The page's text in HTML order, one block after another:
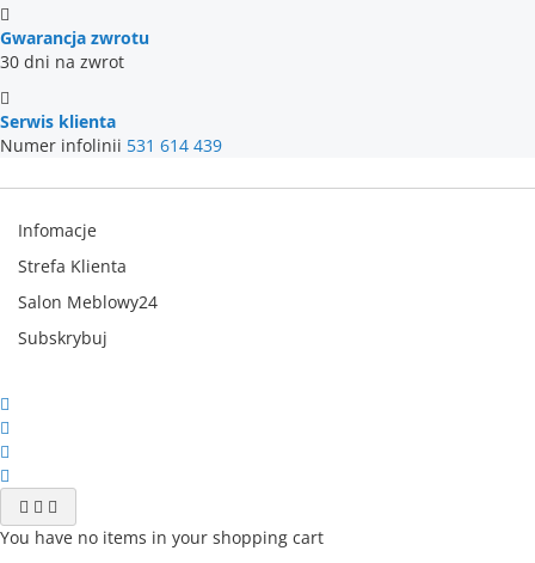
Gwarancja zwrotu
30 dni na zwrot
Serwis klienta
Numer infolinii 531 614 439
Infomacje
Strefa Klienta
Salon Meblowy24
Subskrybuj
You have no items in your shopping cart